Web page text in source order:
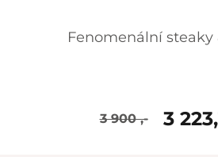
Fenomenální
3 900 ,- 3